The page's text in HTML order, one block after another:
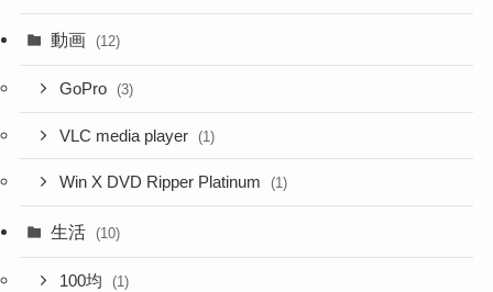
動画 (12)
GoPro (3)
VLC media player (1)
Win X DVD Ripper Platinum (1)
生活 (10)
100均 (1)